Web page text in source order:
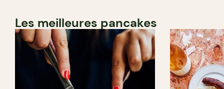
Les meilleures pancakes